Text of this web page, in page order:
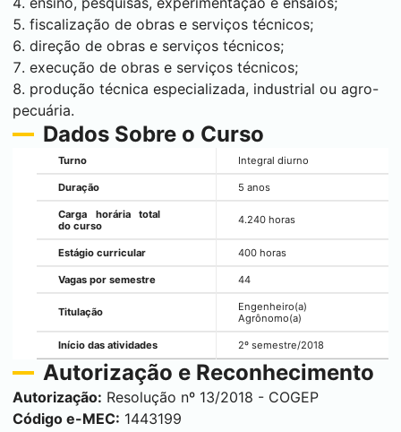
fiscalização de obras e serviços técnicos;
direção de obras e serviços técnicos;
execução de obras e serviços técnicos;
produção técnica especializada, industrial ou agro-
pecuária.
Dados Sobre o Curso
Turno Integral diurno
Duração 5 anos
Carga horária total
do curso
4.240 horas
Estágio curricular 400 horas
Vagas por semestre 44
Titulação
Engenheiro(a)
Agrônomo(a)
Início das atividades 2º semestre/2018
Autorização e Reconhecimento
Autorização: Resolução nº 13/2018 - COGEP
Código e-MEC: 1443199